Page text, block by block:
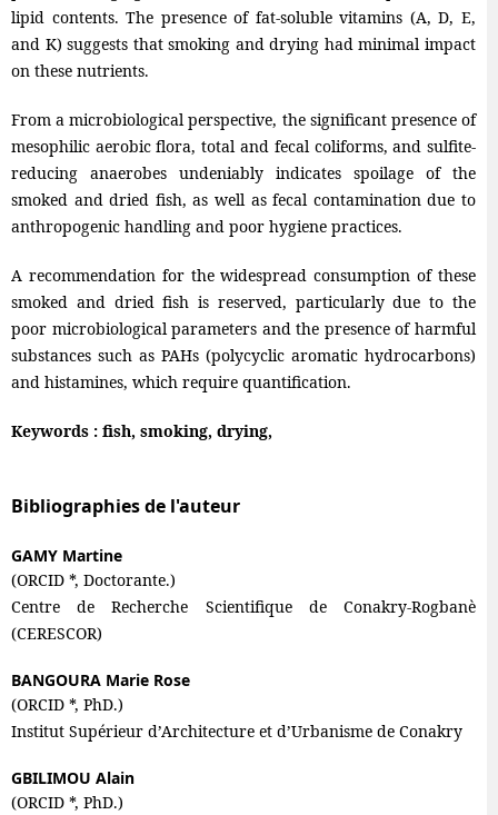
lipid contents. The presence of fat-soluble vitamins (A, D, E,
and K) suggests that smoking and drying had minimal impact
on these nutrients.
From a microbiological perspective, the significant presence of
mesophilic aerobic flora, total and fecal coliforms, and sulfite-
reducing anaerobes undeniably indicates spoilage of the
smoked and dried fish, as well as fecal contamination due to
anthropogenic handling and poor hygiene practices.
A recommendation for the widespread consumption of these
smoked and dried fish is reserved, particularly due to the
poor microbiological parameters and the presence of harmful
substances such as PAHs (polycyclic aromatic hydrocarbons)
and histamines, which require quantification.
Keywords : fish, smoking, drying,
Bibliographies de l'auteur
GAMY Martine
(ORCID *, Doctorante.)
Centre de Recherche Scientifique de Conakry-Rogbanè
(CERESCOR)
BANGOURA Marie Rose
(ORCID *, PhD.)
Institut Supérieur d’Architecture et d’Urbanisme de Conakry
GBILIMOU Alain
(ORCID *, PhD.)